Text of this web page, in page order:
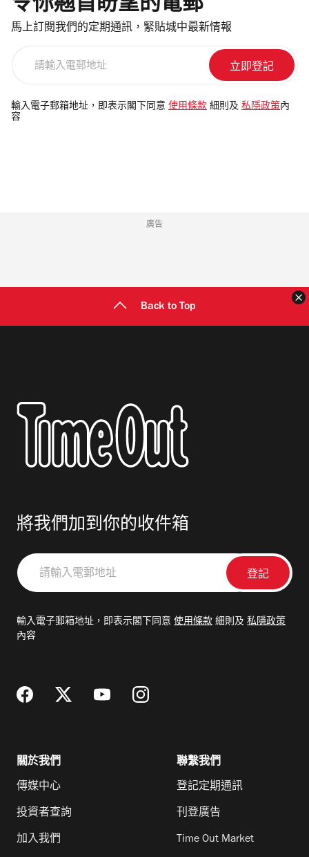
馬上訂閱我們的定期通訊，緊貼城中最新情報
電
郵
輸入電子郵箱地址，即表示閣下同意 使用條款 細則及 私隱政策 內
容
廣告
Back to Top
將我們加到你的收件箱
請
輸
郵
輸入電子郵箱地址，即表示閣下同意 使用條款 細則及 私隱政策
內容
關於我們
傳媒中心
投資者查詢
加入我們
聯繫我們
登記定期通訊
刊登廣告
Time Out Market